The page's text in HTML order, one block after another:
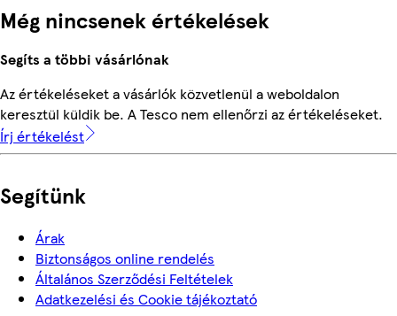
Még nincsenek értékelések
Segíts a többi vásárlónak
Az értékeléseket a vásárlók közvetlenül a weboldalon
keresztül küldik be. A Tesco nem ellenőrzi az értékeléseket.
Írj értékelést
Segítünk
Árak
Biztonságos online rendelés
Általános Szerződési Feltételek
Adatkezelési és Cookie tájékoztató